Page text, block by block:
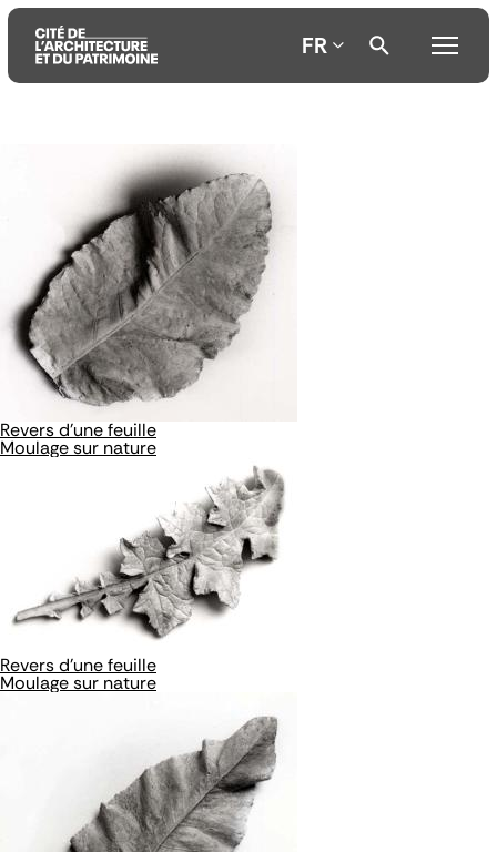
recherche
FR
Revers d'une feuille
Moulage sur nature
Revers d'une feuille
Moulage sur nature